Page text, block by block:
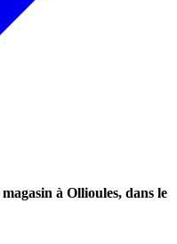
à Ollioules, dans le